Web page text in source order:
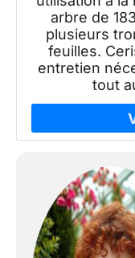
arbre de
plusieurs
feuilles.
entretien
tout